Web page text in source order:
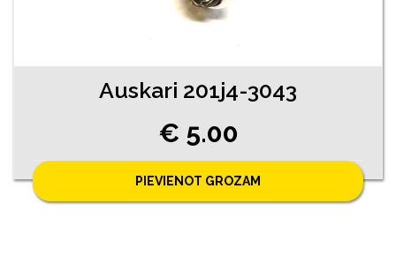
Auskari 201j4-3043
€ 5.00
PIEVIENOT GROZAM